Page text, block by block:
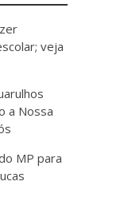
veja
a Nossa
MP para